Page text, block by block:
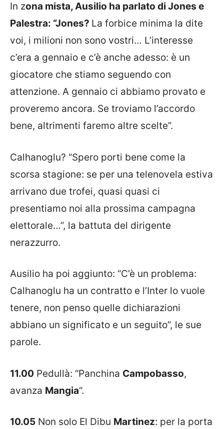
In zona mista, Ausilio ha parlato di Jones e
Palestra: “Jones? La forbice minima la dite
voi, i milioni non sono vostri… L’interesse
c’era a gennaio e c’è anche adesso: è un
giocatore che stiamo seguendo con
attenzione. A gennaio ci abbiamo provato e
proveremo ancora. Se troviamo l’accordo
bene, altrimenti faremo altre scelte”.
Calhanoglu? “Spero porti bene come la
scorsa stagione: se per una telenovela estiva
arrivano due trofei, quasi quasi ci
presentiamo noi alla prossima campagna
elettorale…”, la battuta del dirigente
nerazzurro.
Ausilio ha poi aggiunto: “C’è un problema:
Calhanoglu ha un contratto e l’Inter lo vuole
tenere, non penso quelle dichiarazioni
abbiano un significato e un seguito”, le sue
parole.
11.00 Pedullà: “Panchina Campobasso,
avanza Mangia“.
10.05 Non solo El Dibu Martinez: per la porta